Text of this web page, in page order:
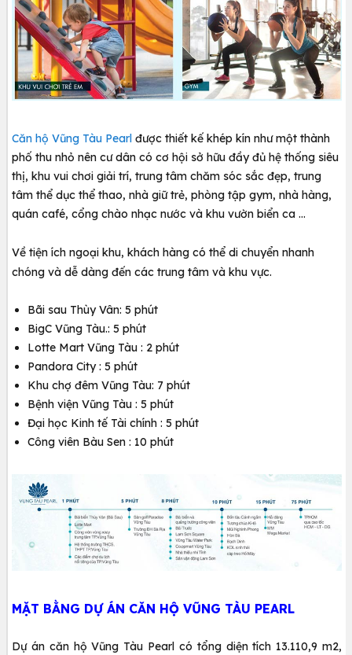
Căn hộ Vũng Tàu Pearl được thiết kế khép kín như một thành
phố thu nhỏ nên cư dân có cơ hội sở hữu đầy đủ hệ thống siêu
thị, khu vui chơi giải trí, trung tâm chăm sóc sắc đẹp, trung
tâm thể dục thể thao, nhà giữ trẻ, phòng tập gym, nhà hàng,
quán café, cổng chào nhạc nước và khu vườn biển ca …
Về tiện ích ngoại khu, khách hàng có thể di chuyển nhanh
chóng và dễ dàng đến các trung tâm và khu vực.
Bãi sau Thùy Vân: 5 phút
BigC Vũng Tàu.: 5 phút
Lotte Mart Vũng Tàu : 2 phút
Pandora City : 5 phút
Khu chợ đêm Vũng Tàu: 7 phút
Bệnh viện Vũng Tàu : 5 phút
Đại học Kinh tế Tài chính : 5 phút
Công viên Bàu Sen : 10 phút
MẶT BẰNG DỰ ÁN CĂN HỘ VŨNG TÀU PEARL
Dự án căn hộ Vũng Tàu Pearl có tổng diện tích 13.110,9 m2,